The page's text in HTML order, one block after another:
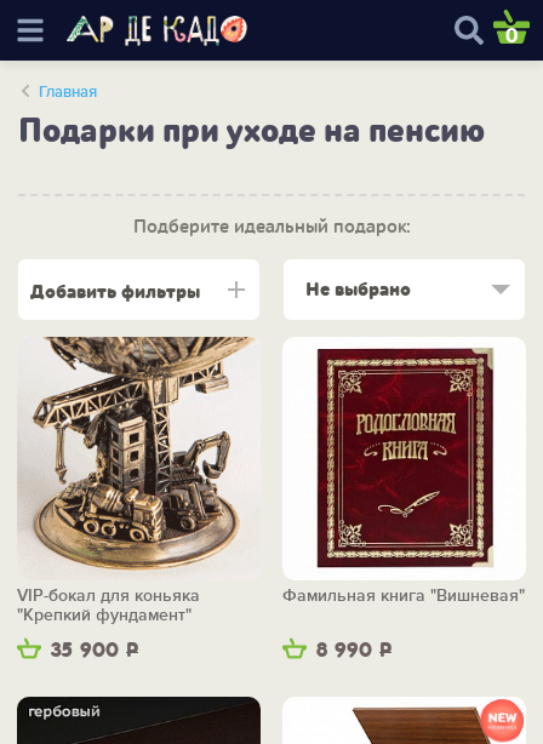
0
Главная
Подарки при уходе на пенсию
Подберите идеальный подарок:
Добавить фильтры Не выбрано
35 900 Р
VIP-бокал для коньяка
"Крепкий фундамент"
8 990 Р
Фамильная книга "Вишневая"